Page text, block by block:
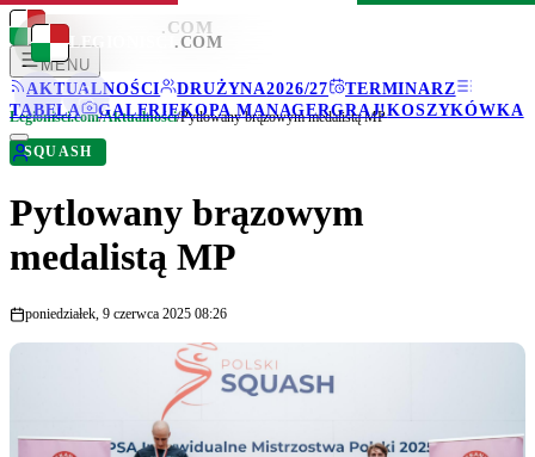
LEGIONISCI .COM
MENU
AKTUALNOŚCI
DRUŻYNA2026/27
TERMINARZ
TABELA
GALERIEKOPA MANAGERGRAJ!KOSZYKÓWKA
LEGIONISCI .COM
Legionisci.com/Aktualności/Pytlowany brązowym medalistą MP
SQUASH
Pytlowany brązowym
medalistą MP
poniedziałek, 9 czerwca 2025 08:26